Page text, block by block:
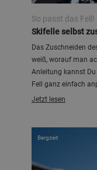
So passt das Fell!
Skifelle selbst
Das Zuschneiden
weiß, worauf man
Anleitung kannst
Fell ganz einfach
Jetzt lesen
Bergzeit